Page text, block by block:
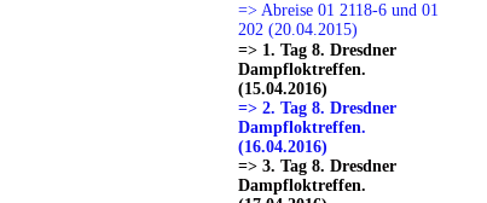
=> Abreise 01 2118-6 und 01
202 (20.04.2015)
=> 1. Tag 8. Dresdner
Dampfloktreffen.
(15.04.2016)
=> 2. Tag 8. Dresdner
Dampfloktreffen.
(16.04.2016)
=> 3. Tag 8. Dresdner
Dampfloktreffen.